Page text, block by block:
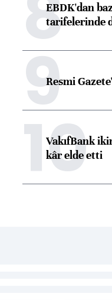
EBDK'dan
tarifelerinde
9
Resmi
10
VakıfBank
kâr elde etti